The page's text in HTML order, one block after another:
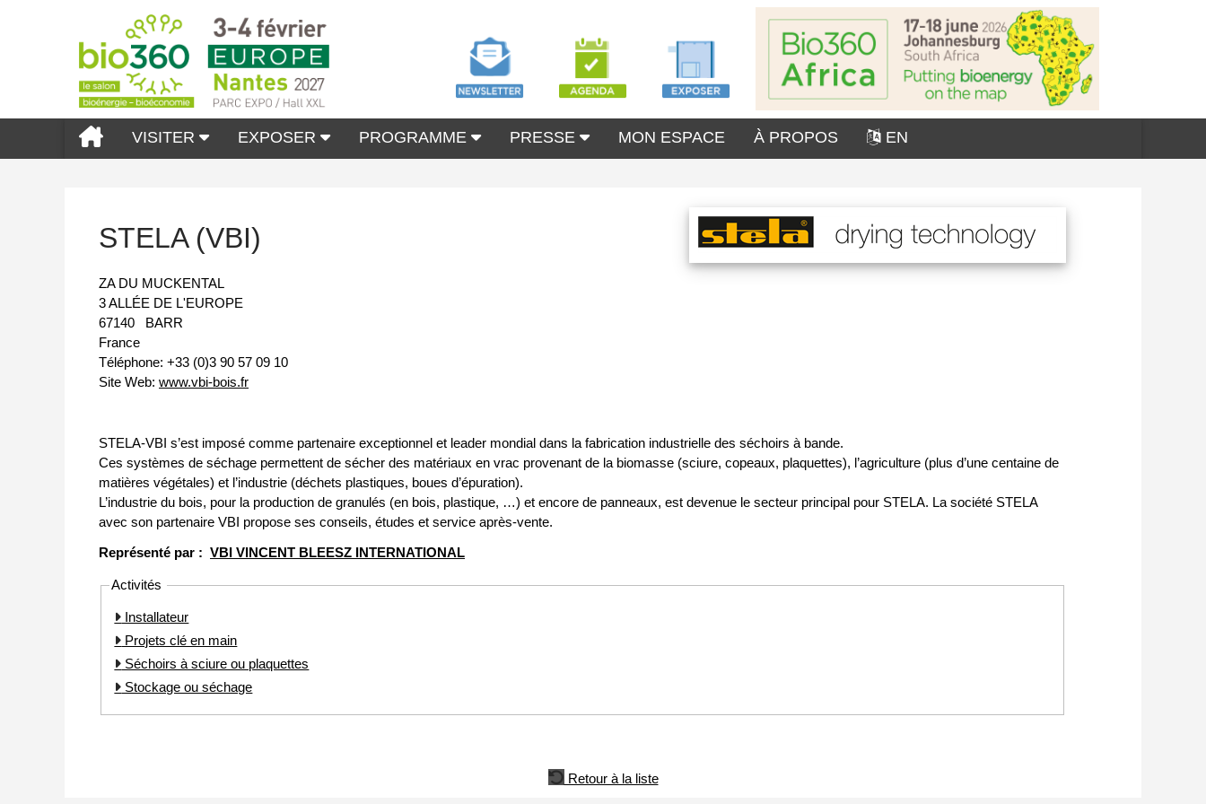
VISITER EXPOSER PROGRAMME PRESSE MON ESPACE À PROPOS EN
STELA (VBI)
ZA DU MUCKENTAL
3 ALLÉE DE L'EUROPE
67140
BARR
France
Téléphone: +33 (0)3 90 57 09 10
Site Web: www.vbi-bois.fr
STELA-VBI s’est imposé comme partenaire exceptionnel et leader mondial dans la fabrication industrielle des séchoirs à bande.
Ces systèmes de séchage permettent de sécher des matériaux en vrac provenant de la biomasse (sciure, copeaux, plaquettes), l’agriculture (plus d’une centaine de
matières végétales) et l’industrie (déchets plastiques, boues d’épuration).
L’industrie du bois, pour la production de granulés (en bois, plastique, …) et encore de panneaux, est devenue le secteur principal pour STELA. La société STELA
avec son partenaire VBI propose ses conseils, études et service après-vente.
Représenté par : VBI VINCENT BLEESZ INTERNATIONAL
Activités
Installateur
Projets clé en main
Séchoirs à sciure ou plaquettes
Stockage ou séchage
Retour à la liste